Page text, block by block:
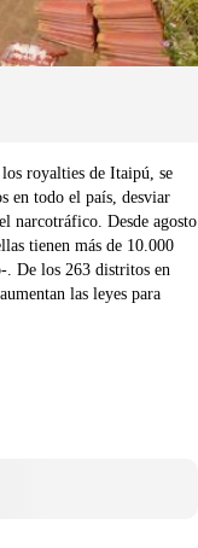
royalties de Itaipú, se
en todo el país, desviar
narcotráfico. Desde agosto
tienen más de 10.000
. De los 263 distritos en
las leyes para